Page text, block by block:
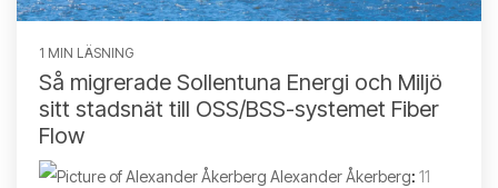
1 MIN LÄSNING
Så migrerade Sollentuna Energi och Miljö
sitt stadsnät till OSS/BSS-systemet Fiber
Flow
Alexander Åkerberg: 11